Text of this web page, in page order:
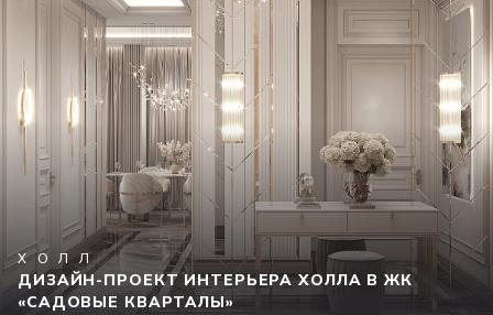
ХОЛЛ
ДИЗАЙН-ПРОЕКТ ИНТЕРЬЕРА ХОЛЛА В ЖК
«САДОВЫЕ КВАРТАЛЫ»